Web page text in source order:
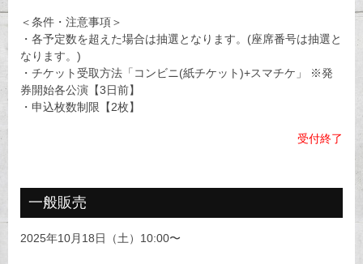
＜条件・注意事項＞
・各予定数を超えた場合は抽選となります。(座席番号は抽選と
なります。)
・チケット受取方法「コンビニ(紙チケット)+スマチケ」 ※発
券開始各公演【3日前】
・申込枚数制限【2枚】
受付終了
一般販売
2025年10月18日（土）10:00〜